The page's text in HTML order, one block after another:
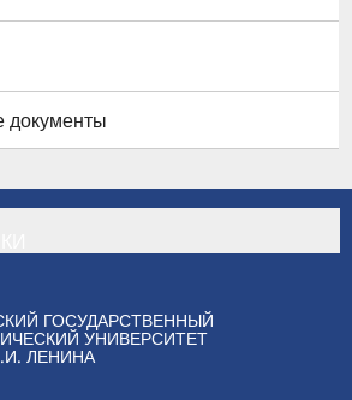
документы
ГОСУДАРСТВЕННЫЙ
УНИВЕРСИТЕТ
ЛЕНИНА